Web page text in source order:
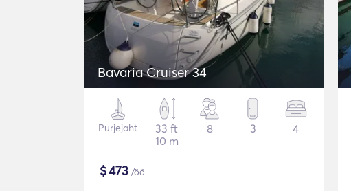
Bavaria Cruiser 34
Purjejaht
33 ft
10 m
8 3 4
$473 /öö